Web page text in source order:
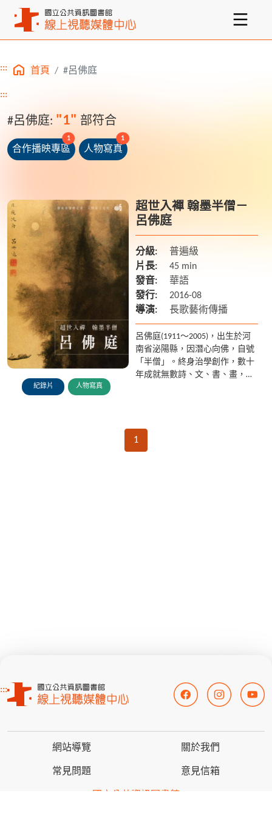
主要內容區塊
::: 首頁 #呂佛庭
:::
#呂佛庭: "1" 部符合
合作播映專區
1unread messages
人物寫真
1 unread messages
紀錄片 人物寫真
超世入襌 翰墨半僧－
呂佛庭
分級:
普遍級
片長:
45 min
發音:
華語
發行:
2016-08
導演:
長歌藝術傳播
呂佛庭(1911～2005)，出生於河
南省泌陽縣，因潛心向佛，自號
「半僧」。終身治學創作，數十
年成就無數詩、文、書、畫，並
1
:::
網站導覽 關於我們
常見問題 意見信箱